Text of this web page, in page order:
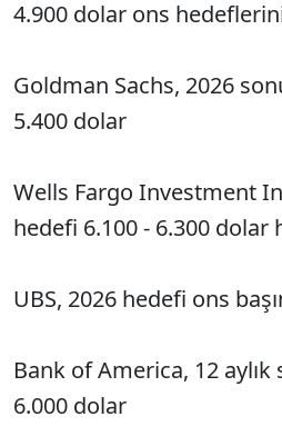
4.900 dolar ons
Goldman Sachs, 2026
5.400 dolar
Wells Fargo Investment
hedefi 6.100 - 6.300 dolar
UBS, 2026 hedefi ons
Bank of America, 12 aylık
6.000 dolar